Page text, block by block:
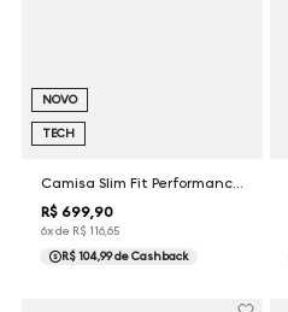
R$ 699 90
6x de R$ 11665
NOVO
TECH
R$ 104,99de Cashback